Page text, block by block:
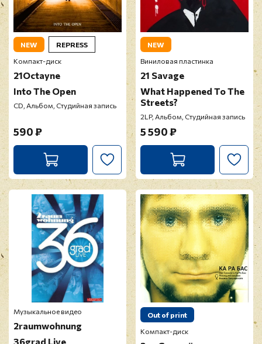
NEW
REPRESS
Компакт-диск
21Octayne
Into The Open
CD, Альбом, Студийная запись
590 ₽
NEW
Виниловая пластинка
21 Savage
What Happened To The
Streets?
2LP, Альбом, Студийная запись
5 590 ₽
Музыкальное видео
2raumwohnung
36grad Live
Out of print
Компакт-диск